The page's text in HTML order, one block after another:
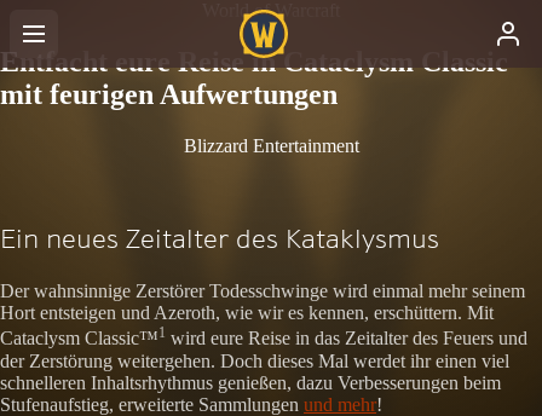
World of Warcraft
Entfacht eure Reise in Cataclysm Classic
mit feurigen Aufwertungen
Blizzard Entertainment
Ein neues Zeitalter des Kataklysmus
Der wahnsinnige Zerstörer Todesschwinge wird einmal mehr seinem
Hort entsteigen und Azeroth, wie wir es kennen, erschüttern. Mit
Cataclysm Classic™1 wird eure Reise in das Zeitalter des Feuers und
der Zerstörung weitergehen. Doch dieses Mal werdet ihr einen viel
schnelleren Inhaltsrhythmus genießen, dazu Verbesserungen beim
Stufenaufstieg, erweiterte Sammlungen und mehr!